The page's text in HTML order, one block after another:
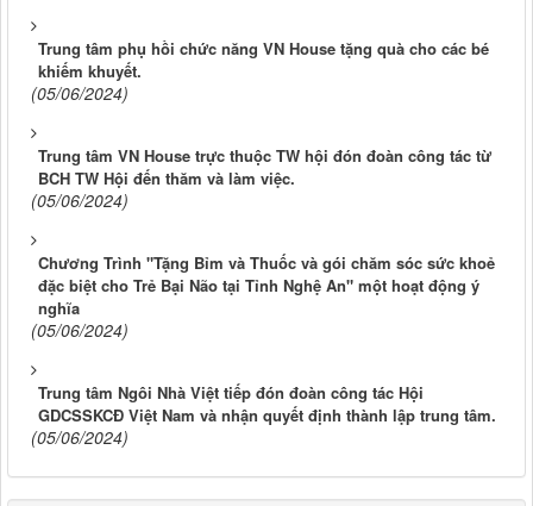
Trung tâm phụ hồi chức năng VN House tặng quà cho các bé
khiếm khuyết.
(05/06/2024)
Trung tâm VN House trực thuộc TW hội đón đoàn công tác từ
BCH TW Hội đến thăm và làm việc.
(05/06/2024)
Chương Trình "Tặng Bỉm và Thuốc và gói chăm sóc sức khoẻ
đặc biệt cho Trẻ Bại Não tại Tỉnh Nghệ An" một hoạt động ý
nghĩa
(05/06/2024)
Trung tâm Ngôi Nhà Việt tiếp đón đoàn công tác Hội
GDCSSKCĐ Việt Nam và nhận quyết định thành lập trung tâm.
(05/06/2024)